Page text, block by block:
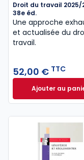
Droit du travail 2025/
38e éd.
Une approche
et actualisée du
travail.
52,00 € TTC
Ajouter auDroit